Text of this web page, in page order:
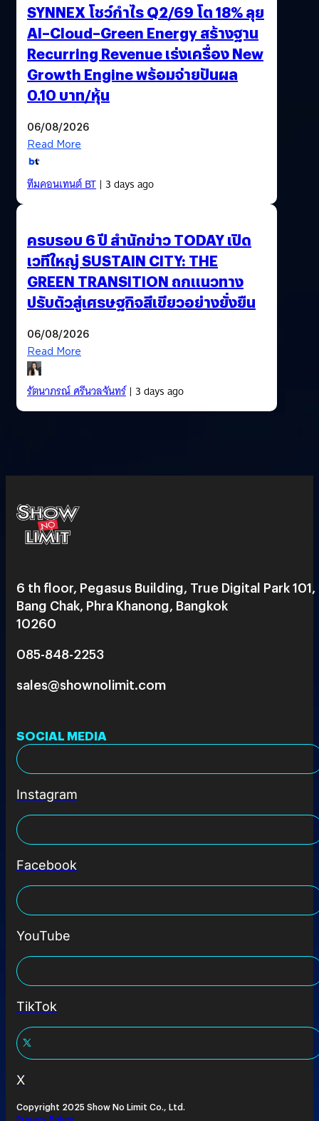
SYNNEX โชว์กำไร Q2/69 โต 18% ลุย
AI–Cloud–Green Energy สร้างฐาน
Recurring Revenue เร่งเครื่อง New
Growth Engine พร้อมจ่ายปันผล
0.10 บาท/หุ้น
06/08/2026
Read More
ทีมคอนเทนต์ BT| 3 days ago
ครบรอบ 6 ปี สำนักข่าว TODAY เปิด
เวทีใหญ่ SUSTAIN CITY: THE
GREEN TRANSITION ถกแนวทาง
ปรับตัวสู่เศรษฐกิจสีเขียวอย่างยั่งยืน
06/08/2026
Read More
รัตนาภรณ์ ศรีนวลจันทร์| 3 days ago
6 th floor, Pegasus Building, True Digital Park 101,
Bang Chak, Phra Khanong, Bangkok
10260
085-848-2253
sales@shownolimit.com
SOCIAL MEDIA
Instagram
Facebook
YouTube
TikTok
X
Copyright 2025 Show No Limit Co., Ltd.
Privacy Policy